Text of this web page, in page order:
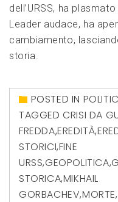
dell’URSS, ha
Leader audace, ha
cambiamento,
storia.
POSTED IN
TAGGEDCRISI DA
FREDDA,EREDITÀ,
STORICI,FINE
URSS,GEOPOLITICA,
STORICA,MIKHAIL
GORBACHEV,MORTE,